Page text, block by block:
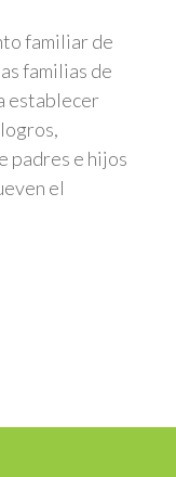
familiar de
familias de
establecer
padres e hijos
el